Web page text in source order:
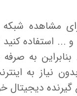
شبکه
و ... استفاده کنید
به
نیاز به
دیجیتال